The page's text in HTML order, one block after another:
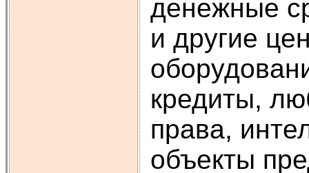
денежные
и другие
кредиты,
права,
объекты